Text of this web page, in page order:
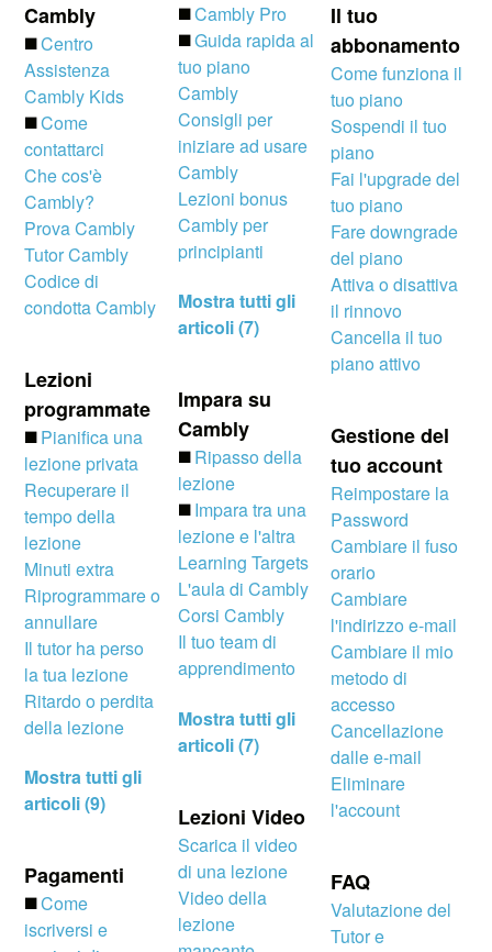
Cambly
◼️Centro
Assistenza
Cambly Kids
◼️Come
contattarci
Che cos'è
Cambly?
Prova Cambly
Tutor Cambly
Codice di
condotta Cambly
Lezioni
programmate
◼️ Pianifica una
lezione privata
Recuperare il
tempo della
lezione
Minuti extra
Riprogrammare o
annullare
Il tutor ha perso
la tua lezione
Ritardo o perdita
della lezione
Mostra tutti gli
articoli (9)
Pagamenti
◼️Come
iscriversi e
◼️Cambly Pro
◼️Guida rapida al
tuo piano
Cambly
Consigli per
iniziare ad usare
Cambly
Lezioni bonus
Cambly per
principianti
Mostra tutti gli
articoli (7)
Impara su
Cambly
◼️ Ripasso della
lezione
◼️ Impara tra una
lezione e l'altra
Learning Targets
L'aula di Cambly
Corsi Cambly
Il tuo team di
apprendimento
Mostra tutti gli
articoli (7)
Lezioni Video
Scarica il video
di una lezione
Video della
lezione
Il tuo
abbonamento
Come funziona il
tuo piano
Sospendi il tuo
piano
Fai l'upgrade del
tuo piano
Fare downgrade
del piano
Attiva o disattiva
il rinnovo
Cancella il tuo
piano attivo
Gestione del
tuo account
Reimpostare la
Password
Cambiare il fuso
orario
Cambiare
l'indirizzo e-mail
Cambiare il mio
metodo di
accesso
Cancellazione
dalle e-mail
Eliminare
l'account
FAQ
Valutazione del
Tutor e